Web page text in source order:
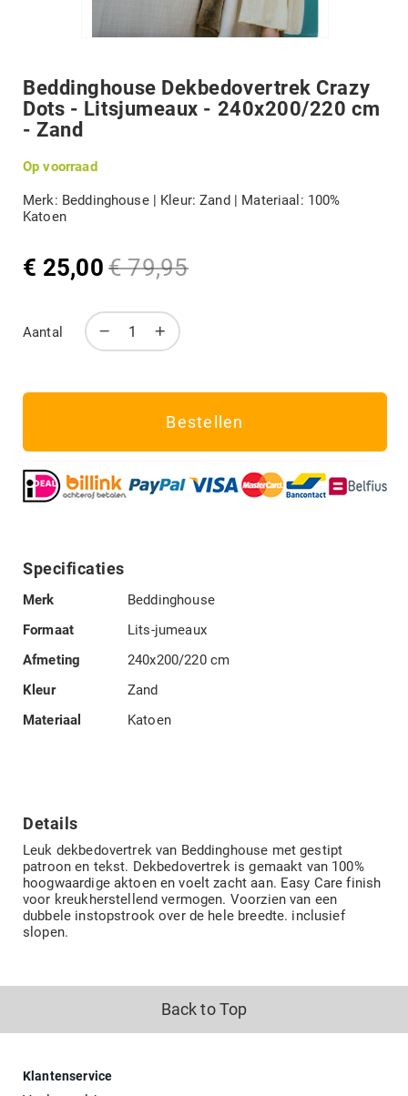
B-KEUZE
Mijn account
begin
van
de
afbeeldingengalerij
Beddinghouse Dekbedovertrek Crazy
Dots - Litsjumeaux - 240x200/220 cm
- Zand
Op voorraad
Merk: Beddinghouse | Kleur: Zand | Materiaal: 100%
Katoen
Speciale
€ 25,00 € 79,95
Aantal
Bestellen
Specificaties
Specificaties
Merk
Beddinghouse
Formaat
Lits-jumeaux
Afmeting
240x200/220 cm
Kleur
Zand
Materiaal
Katoen
Details
Leuk dekbedovertrek van Beddinghouse met gestipt
patroon en tekst. Dekbedovertrek is gemaakt van 100%
hoogwaardige aktoen en voelt zacht aan. Easy Care finish
voor kreukherstellend vermogen. Voorzien van een
dubbele instopstrook over de hele breedte. inclusief
slopen.
Back to Top
Klantenservice